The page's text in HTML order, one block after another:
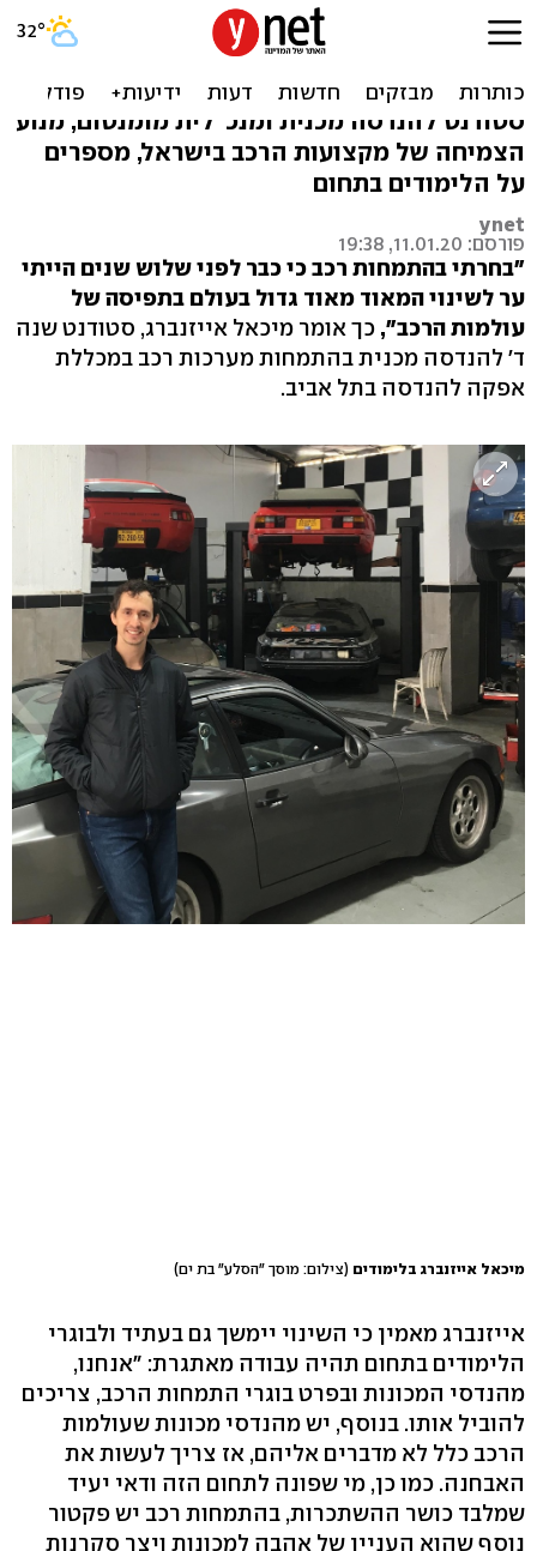
האם כדאי ללמוד מקצוע בענף
סטודנט להנדסה מכנית ומנכ"לית מומנטום, מנוע
הצמיחה של מקצועות הרכב בישראל, מספרים
על הלימודים בתחום
ynet
פורסם: 11.01.20, 19:38
"בחרתי בהתמחות רכב כי כבר לפני שלוש שנים הייתי
ער לשינוי המאוד מאוד גדול בעולם בתפיסה של
עולמות הרכב", כך אומר מיכאל אייזנברג, סטודנט שנה
ד' להנדסה מכנית בהתמחות מערכות רכב במכללת
אפקה להנדסה בתל אביב.
מיכאל אייזנברג בלימודים (צילום: מוסך "הסלע" בת ים)
אייזנברג מאמין כי השינוי יימשך גם בעתיד ולבוגרי
הלימודים בתחום תהיה עבודה מאתגרת: "אנחנו,
מהנדסי המכונות ובפרט בוגרי התמחות הרכב, צריכים
להוביל אותו. בנוסף, יש מהנדסי מכונות שעולמות
הרכב כלל לא מדברים אליהם, אז צריך לעשות את
האבחנה. כמו כן, מי שפונה לתחום הזה ודאי יעיד
שמלבד כושר ההשתכרות, בהתמחות רכב יש פקטור
נוסף שהוא העניין של אהבה למכונות ויצר סקרנות